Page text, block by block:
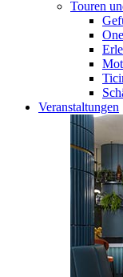
Touren
Veranstaltungen